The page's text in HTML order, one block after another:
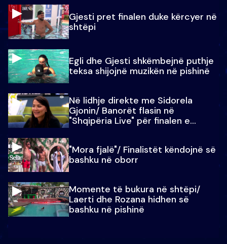
Gjesti pret finalen duke kërcyer në
shtëpi
Egli dhe Gjesti shkëmbejnë puthje
teksa shijojnë muzikën në pishinë
Në lidhje direkte me Sidorela
Gjonin/ Banorët flasin në
"Shqipëria Live" për finalen e
"Mora fjalë"/ Finalistët këndojnë së
bashku në oborr
Momente të bukura në shtëpi/
Laerti dhe Rozana hidhen së
bashku në pishinë